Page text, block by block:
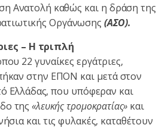
Ανατολή καθώς και η δράση της
Οργάνωσης (ΑΣΟ).
– Η τριπλή
22 γυναίκες εργάτριες,
στην ΕΠΟΝ και μετά στον
Ελλάδας, που υπόφεραν και
της«λευκής τρομοκρατίας» και
και τις φυλακές, καταθέτουν